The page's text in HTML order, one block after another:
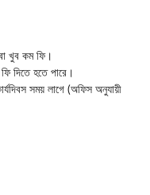
খুব কম ফি।
দিতে হতে পারে।
সময় লাগে (অফিস অনুযায়ী